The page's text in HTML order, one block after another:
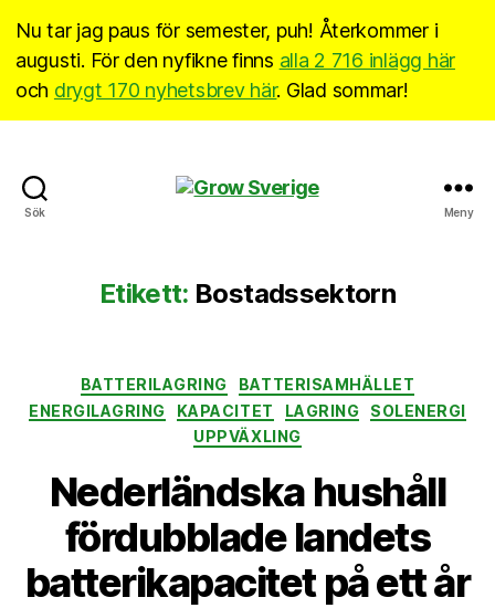
Nu tar jag paus för semester, puh! Återkommer i
augusti. För den nyfikne finns alla 2 716 inlägg här
och drygt 170 nyhetsbrev här. Glad sommar!
Sök Meny
Etikett: Bostadssektorn
Kategorier
BATTERILAGRING
BATTERISAMHÄLLET
ENERGILAGRING
KAPACITET LAGRING
SOLENERGI
UPPVÄXLING
Nederländska hushåll
fördubblade landets
batterikapacitet på ett år